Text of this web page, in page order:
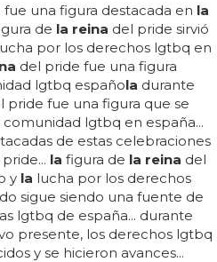
una figura destacada en la
de la reina del pride sirvió
por los derechos lgtbq en
del pride fue una figura
lgtbq española durante
pride fue una figura que se
comunidad lgtbq en españa...
de estas celebraciones
la figura de la reina del
y la lucha por los derechos
sigue siendo una fuente de
lgtbq de españa... durante
presente, los derechos lgtbq
y se hicieron avances...